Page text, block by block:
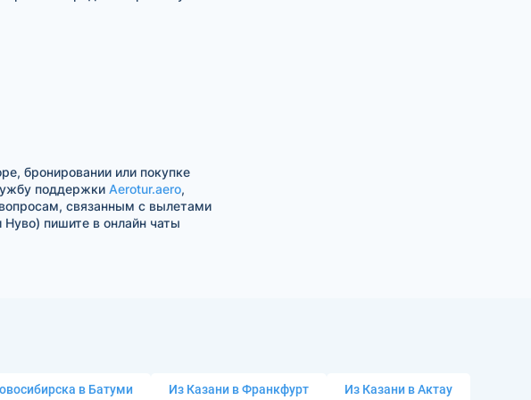
бронировании или покупке
поддержки Aerotur.aero,
связанным с вылетами
пишите в онлайн чаты
в Батуми Из Казани в Франкфурт Из Казани в Актау